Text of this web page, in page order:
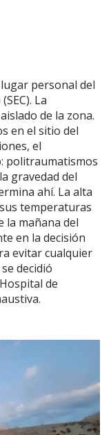
personal del
La
de la zona.
en el sitio del
el
politraumatismos
gravedad del
ahí. La alta
temperaturas
la mañana del
en la decisión
evitar cualquier
decidió
de